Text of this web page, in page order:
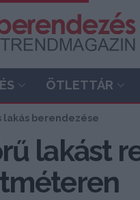
ÖTLETTÁR
lakás berendezése
lakást